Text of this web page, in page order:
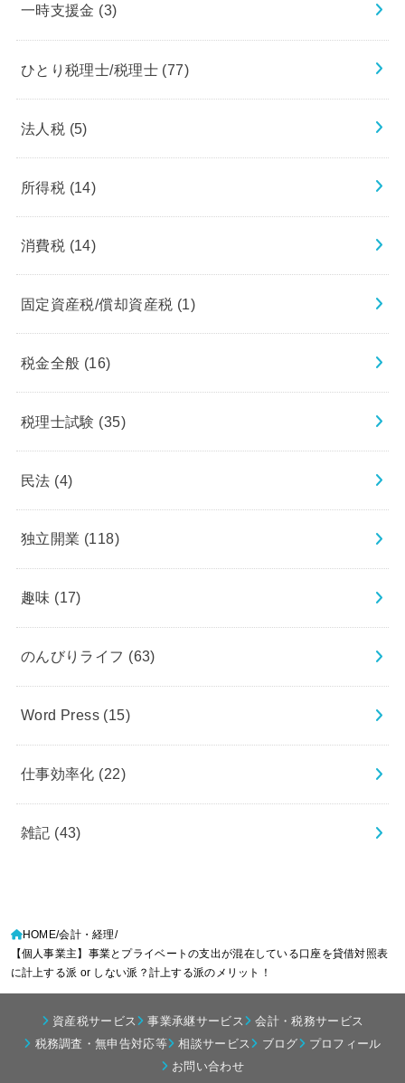
一時支援金 (3)
ひとり税理士/税理士 (77)
法人税 (5)
所得税 (14)
消費税 (14)
固定資産税/償却資産税 (1)
税金全般 (16)
税理士試験 (35)
民法 (4)
独立開業 (118)
趣味 (17)
のんびりライフ (63)
Word Press (15)
仕事効率化 (22)
雑記 (43)
HOME 会計・経理
【個人事業主】事業とプライベートの支出が混在している口座を貸借対照表
に計上する派 or しない派？計上する派のメリット！
資産税サービス 事業承継サービス
会計・税務サービス
税務調査・無申告対応等
相談サービス ブログ
プロフィール
お問い合わせ